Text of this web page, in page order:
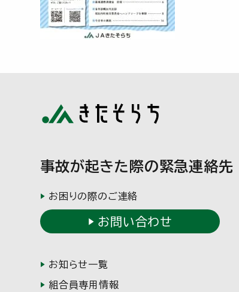
事故が起きた際の緊急連絡先
お困りの際のご連絡
お問い合わせ
お知らせ一覧
組合員専用情報